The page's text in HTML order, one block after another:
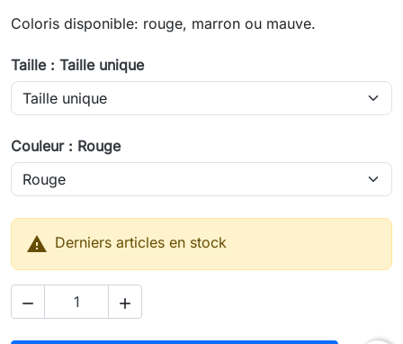
Coloris disponible: rouge, marron ou mauve.
Taille : Taille unique
Couleur : Rouge
 Derniers articles en stock
 